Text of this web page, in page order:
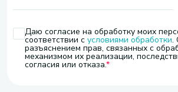
Даю согласие на обработку моих
соответствии с условиями обработки.
разъяснением прав, связанных с
механизмом их реализации,
согласия или отказа.